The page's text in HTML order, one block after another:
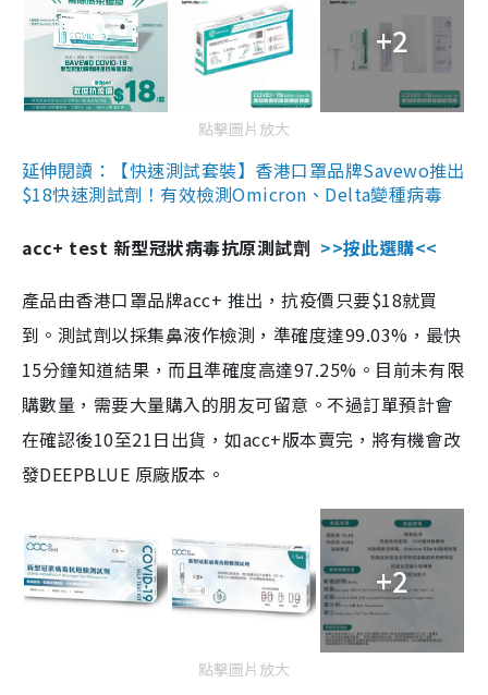
+2
點擊圖片放大
延伸閱讀：【快速測試套裝】香港口罩品牌Savewo推出
$18快速測試劑！有效檢測Omicron、Delta變種病毒
acc+ test 新型冠狀病毒抗原測試劑 >>按此選購<<
產品由香港口罩品牌acc+ 推出，抗疫價只要$18就買
到。測試劑以採集鼻液作檢測，準確度達99.03%，最快
15分鐘知道結果，而且準確度高達97.25%。目前未有限
購數量，需要大量購入的朋友可留意。不過訂單預計會
在確認後10至21日出貨，如acc+版本賣完，將有機會改
發DEEPBLUE 原廠版本。
+2
點擊圖片放大